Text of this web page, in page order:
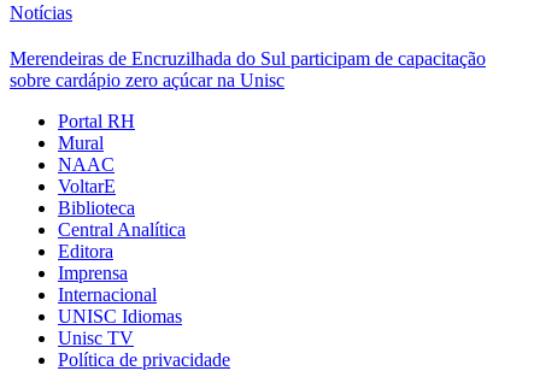
Notícias
Merendeiras de Encruzilhada do Sul participam de capacitação
sobre cardápio zero açúcar na Unisc
Portal RH
Mural
NAAC
VoltarE
Biblioteca
Central Analítica
Editora
Imprensa
Internacional
UNISC Idiomas
Unisc TV
Política de privacidade